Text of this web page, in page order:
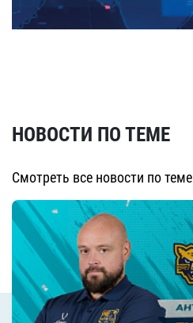
НОВОСТИ ПО ТЕМЕ
Смотреть все новости по теме